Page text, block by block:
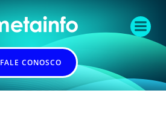
para
o
conteúdo
FALE CONOSCO